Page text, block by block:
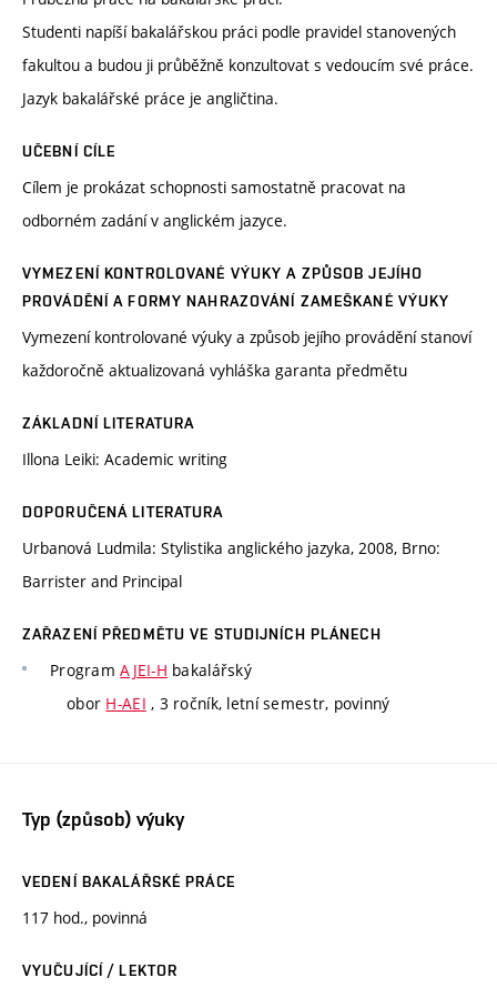
Studenti napíší bakalářskou práci podle pravidel stanovených
fakultou a budou ji průběžně konzultovat s vedoucím své práce.
Jazyk bakalářské práce je angličtina.
UČEBNÍ CÍLE
Cílem je prokázat schopnosti samostatně pracovat na
odborném zadání v anglickém jazyce.
VYMEZENÍ KONTROLOVANÉ VÝUKY A ZPŮSOB JEJÍHO
PROVÁDĚNÍ A FORMY NAHRAZOVÁNÍ ZAMEŠKANÉ VÝUKY
Vymezení kontrolované výuky a způsob jejího provádění stanoví
každoročně aktualizovaná vyhláška garanta předmětu
ZÁKLADNÍ LITERATURA
Illona Leiki: Academic writing
DOPORUČENÁ LITERATURA
Urbanová Ludmila: Stylistika anglického jazyka, 2008, Brno:
Barrister and Principal
ZAŘAZENÍ PŘEDMĚTU VE STUDIJNÍCH PLÁNECH
ProgramAJEI-H bakalářský
obor H-AEI , 3 ročník, letní semestr, povinný
Typ (způsob) výuky
VEDENÍ BAKALÁŘSKÉ PRÁCE
117 hod., povinná
VYUČUJÍCÍ / LEKTOR